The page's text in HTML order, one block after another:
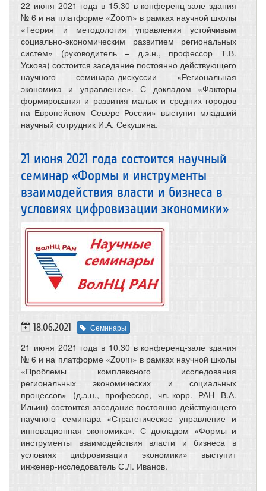
22 июня 2021 года в 15.30 в конференц-зале здания
№ 6 и на платформе «Zoom» в рамках научной школы
«Теория и методология управления устойчивым
социально-экономическим развитием региональных
систем» (руководитель – д.э.н., профессор Т.В.
Ускова) состоится заседание постоянно действующего
научного семинара-дискуссии «Региональная
экономика и управление». С докладом «Факторы
формирования и развития малых и средних городов
на Европейском Севере России» выступит младший
научный сотрудник И.А. Секушина.
21 июня 2021 года состоится научный
семинар «Формы и инструменты
взаимодействия власти и бизнеса в
условиях цифровизации экономики»
18.06.2021 Семинары
21 июня 2021 года в 10.30 в конференц-зале здания
№ 6 и на платформе «Zoom» в рамках научной школы
«Проблемы комплексного исследования
региональных экономических и социальных
процессов» (д.э.н., профессор, чл.-корр. РАН В.А.
Ильин) состоится заседание постоянно действующего
научного семинара «Стратегическое управление и
инновационная экономика». С докладом «Формы и
инструменты взаимодействия власти и бизнеса в
условиях цифровизации экономики» выступит
инженер-исследователь С.Л. Иванов.